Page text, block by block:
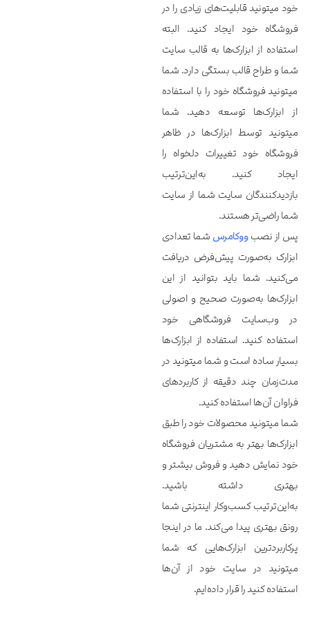
خود میتونید قابلیت‌های زیادی را در
فروشگاه خود ایجاد کنید. البته
استفاده از ابزارک‌ها به قالب سایت
شما و طراح قالب بستگی دارد. شما
میتونید فروشگاه خود را با استفاده
از ابزارک‌ها توسعه دهید. شما
میتونید توسط ابزارک‌ها در ظاهر
فروشگاه خود تغییرات دلخواه را
ایجاد کنید. به‌این‌ترتیب
بازدیدکنندگان سایت شما از سایت
شما راضی‌تر هستند.
پس از نصبووکامرس شما تعدادی
ابزارک به‌صورت پیش‌فرض دریافت
می‌کنید. شما باید بتوانید از این
ابزارک‌ها به‌صورت صحیح و اصولی
در وب‌سایت فروشگاهی خود
استفاده کنید. استفاده از ابزارک‌ها
بسیار ساده است و شما میتونید در
مدت‌زمان چند دقیقه از کاربردهای
فراوان آن‌ها استفاده کنید.
شما میتونید محصولات خود را طبق
ابزارک‌ها بهتر به مشتریان فروشگاه
خود نمایش دهید و فروش بیشتر و
بهتری داشته باشید.
به‌این‌ترتیب کسب‌وکار اینترنتی شما
رونق بهتری پیدا می‌کند. ما در اینجا
پرکاربردترین ابزارک‌هایی که شما
میتونید در سایت خود از آن‌ها
استفاده کنید را قرار داده‌ایم.